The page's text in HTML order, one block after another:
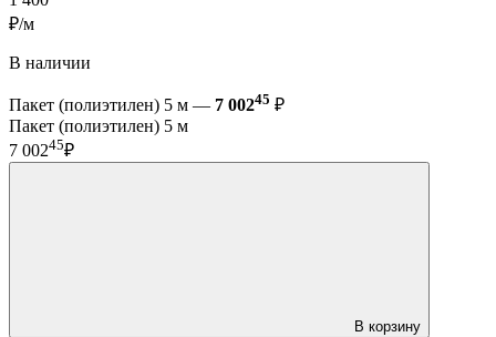
₽/м
В наличии
Пакет (полиэтилен) 5 м — 7 00245 ₽
Пакет (полиэтилен) 5 м
7 00245₽
В корзину